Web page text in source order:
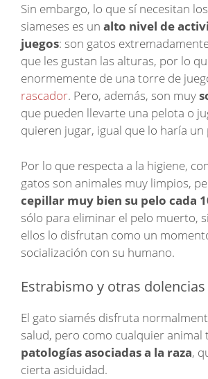
Sin embargo, lo que sí necesitan
siameses es un alto nivel de
juegos: son gatos
que les gustan las alturas, por lo
enormemente de una torre de
rascador. Pero, además, son muy
que pueden llevarte una pelota o
quieren jugar, igual que lo haría un
Por lo que respecta a la higiene,
gatos son animales muy limpios,
cepillar muy bien su pelo cada
sólo para eliminar el pelo muerto,
ellos lo disfrutan como un
socialización con su humano.
Estrabismo y otras dolencias
El gato siamés disfruta
salud, pero como cualquier animal
patologías asociadas a la raza,
cierta asiduidad.